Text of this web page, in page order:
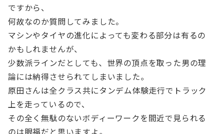
ですから、
何故なのか質問してみました。
マシンやタイヤの進化によっても変わる部分は有るの
かもしれませんが、
少数派ラインだとしても、世界の頂点を取った男の理
論には納得させられてしまいました。
原田さんは全クラス共にタンデム体験走行でトラック
上を走っているので、
その全く無駄のないボディーワークを間近で見られる
のは眼福だと思いますよ。